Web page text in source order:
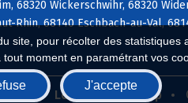
site, pour récolter des
moment en paramétrant vos
J'accepte
68320 Wickerschwihr, 68320
Rhin, 68140 Eschbach-au-Val,
Le réseau Biocoop